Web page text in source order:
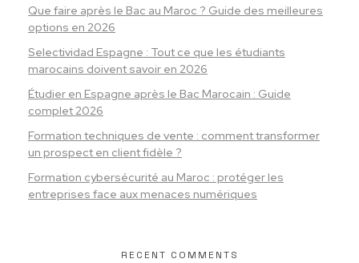
Que faire après le Bac au Maroc ? Guide des meilleures
options en 2026
Selectividad Espagne : Tout ce que les étudiants
marocains doivent savoir en 2026
Étudier en Espagne après le Bac Marocain : Guide
complet 2026
Formation techniques de vente : comment transformer
un prospect en client fidèle ?
Formation cybersécurité au Maroc : protéger les
entreprises face aux menaces numériques
RECENT COMMENTS